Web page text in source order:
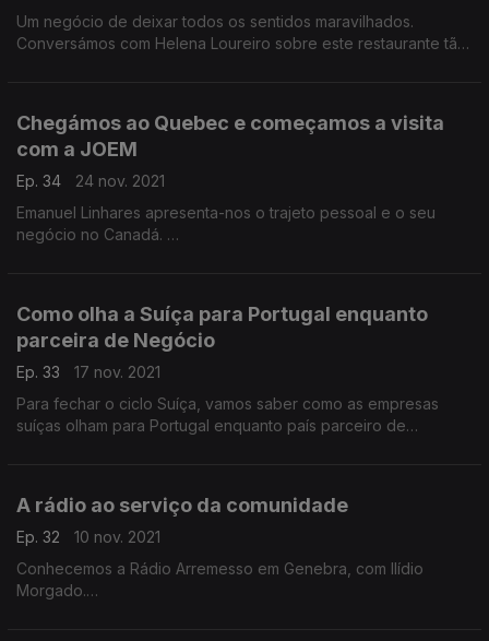
Um negócio de deixar todos os sentidos maravilhados.
Conversámos com Helena Loureiro sobre este restaurante tão
Chegámos ao Quebec e começamos a visita
com a JOEM
Ep. 34
24 nov. 2021
Emanuel Linhares apresenta-nos o trajeto pessoal e o seu
negócio no Canadá.
Como olha a Suíça para Portugal enquanto
parceira de Negócio
Ep. 33
17 nov. 2021
Para fechar o ciclo Suíça, vamos saber como as empresas
suíças olham para Portugal enquanto país parceiro de
A rádio ao serviço da comunidade
Ep. 32
10 nov. 2021
Conhecemos a Rádio Arremesso em Genebra, com Ilídio
Morgado.